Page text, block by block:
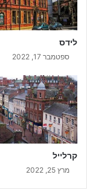
לידס
ספטמבר 17, 2022
קרלייל
מרץ 25, 2022